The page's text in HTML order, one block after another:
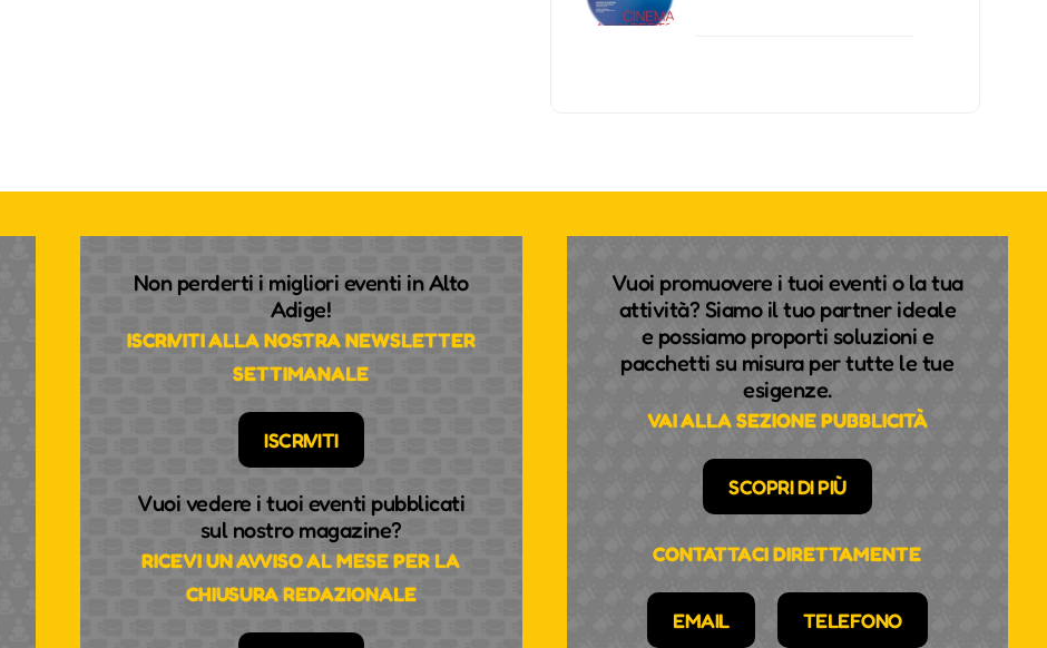
Non perderti i migliori eventi in Alto
Adige!
ISCRIVITI ALLA NOSTRA NEWSLETTER
SETTIMANALE
ISCRIVITI
Vuoi vedere i tuoi eventi pubblicati
sul nostro magazine?
RICEVI UN AVVISO AL MESE PER LA
CHIUSURA REDAZIONALE
Vuoi promuovere i tuoi eventi o la tua
attività? Siamo il tuo partner ideale
e possiamo proporti soluzioni e
pacchetti su misura per tutte le tue
esigenze.
VAI ALLA SEZIONE PUBBLICITÀ
SCOPRI DI PIÙ
CONTATTACI DIRETTAMENTE
EMAIL TELEFONO